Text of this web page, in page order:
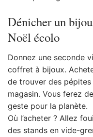
Dénicher un
Noël écolo
Donnez une seconde
coffret à bijoux.
de trouver des
magasin. Vous ferez
geste pour la planète.
Où l’acheter ? Allez
des stands en vide-